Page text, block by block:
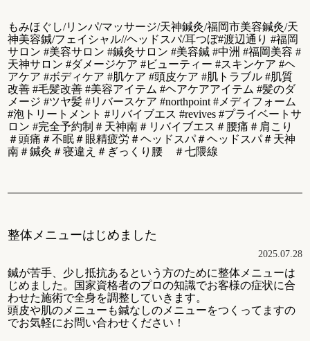
もみほぐし/リンパ/マッサージ/天神鍼灸/福岡市美容鍼灸/天
神美容鍼/フェイシャル//ヘッドスパ/耳つぼ#渡辺通り #福岡
サロン #美容サロン #鍼灸サロン #美容鍼 #中洲 #福岡美容 #
天神サロン #ダメージケア #ビューティー #スキンケア #ヘ
アケア #ボディケア #肌ケア #頭皮ケア #肌トラブル #肌質
改善 #毛髪改善 #美容アイテム #ヘアケアアイテム #髪のダ
メージ #ツヤ髪 #リバースケア #northpoint #メディフォーム
#泡トリートメント #リバイブエス #revives #プライベートサ
ロン #完全予約制＃天神南＃リバイブエス＃腰痛＃肩こり
＃頭痛＃不眠＃眼精疲労＃ヘッドスパ＃ヘッドスパ＃天神
南＃鍼灸＃寝違え＃ぎっくり腰 ＃七隈線
整体メニューはじめました
2025.07.28
鍼が苦手、少し抵抗あるという方のために整体メニューは
じめました。国家資格者のプロの知識でお客様の症状に合
わせた施術で全身を調整していきます。
頭皮や肌のメニューも鍼なしのメニューをつくってますの
でお気軽にお問い合わせください！